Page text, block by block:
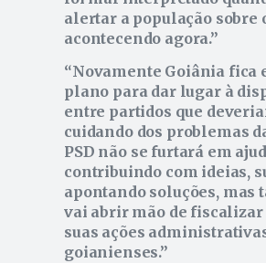
alertar a população sobre
acontecendo agora.
Novamente Goiânia fica
plano para dar lugar à
entre partidos que
cuidando dos problemas
PSD não se furtará em
contribuindo com ideias,
apontando soluções, mas
vai abrir mão de fiscalizar
suas ações
goianienses.